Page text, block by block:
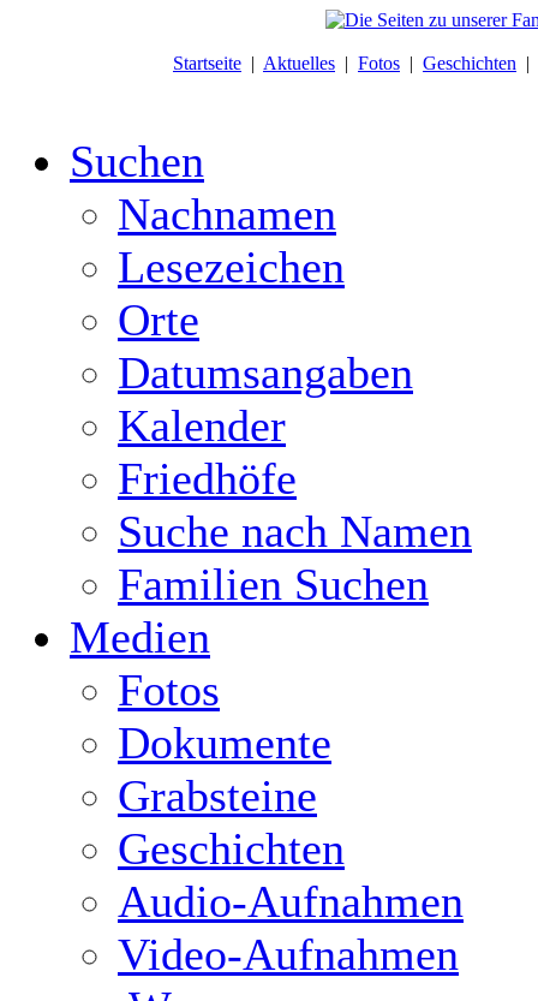
Startseite | Aktuelles | Fotos | Geschichten |
Suchen
Nachnamen
Lesezeichen
Orte
Datumsangaben
Kalender
Friedhöfe
Suche nach Namen
Familien Suchen
Medien
Fotos
Dokumente
Grabsteine
Geschichten
Audio-Aufnahmen
Video-Aufnahmen